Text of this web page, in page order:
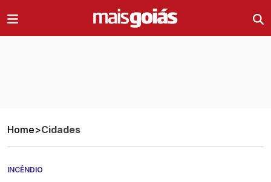
Home>Cidades
INCÊNDIO